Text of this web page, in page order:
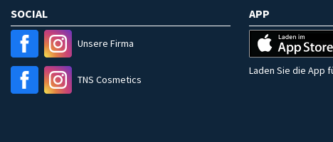
SOCIAL
Unsere Firma
TNS Cosmetics
APP
Laden Sie die App